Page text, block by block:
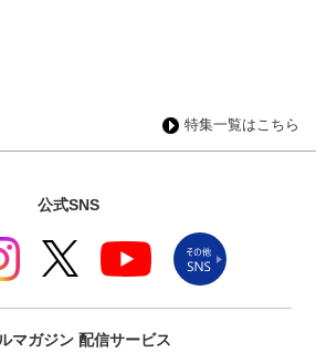
特集一覧はこちら
公式SNS
マガジン 配信サービス